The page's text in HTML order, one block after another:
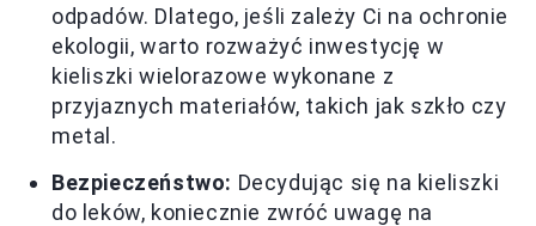
odpadów. Dlatego, jeśli zależy Ci na ochronie
ekologii, warto rozważyć inwestycję w
kieliszki wielorazowe wykonane z
przyjaznych materiałów, takich jak szkło czy
metal.
Bezpieczeństwo: Decydując się na kieliszki
do leków, koniecznie zwróć uwagę na